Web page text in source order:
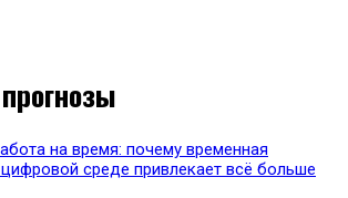
на время: почему временная
цифровой среде привлекает всё больше